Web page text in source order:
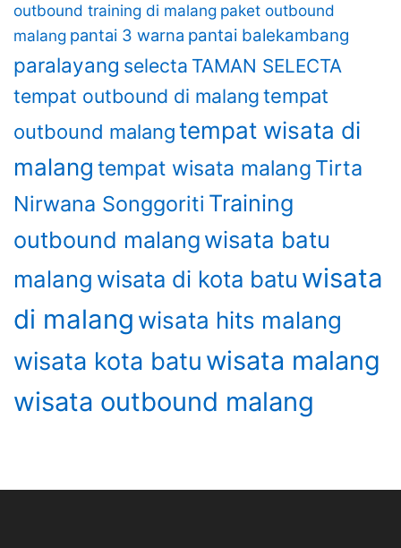
outbound training di malang paket outbound
malang pantai 3 warna pantai balekambang
paralayang selecta TAMAN SELECTA
tempat outbound di malangtempat
outbound malangtempat wisata di
malang tempat wisata malang Tirta
Nirwana Songgoriti Training
outbound malang wisata batu
malang wisata di kota batu wisata
di malang wisata hits malang
wisata kota batu wisata malang
wisata outbound malang